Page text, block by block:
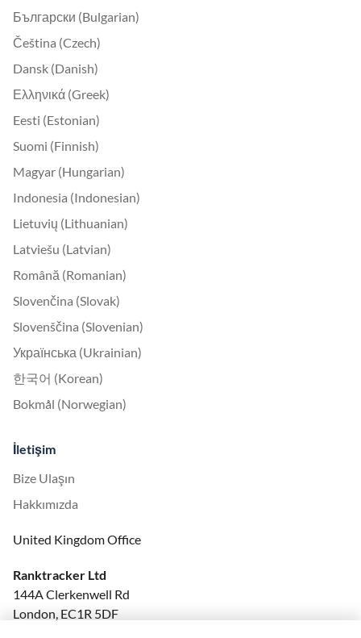
Български (Bulgarian)
Čeština (Czech)
Dansk (Danish)
Ελληνικά (Greek)
Eesti (Estonian)
Suomi (Finnish)
Magyar (Hungarian)
Indonesia (Indonesian)
Lietuvių (Lithuanian)
Latviešu (Latvian)
Română (Romanian)
Slovenčina (Slovak)
Slovenščina (Slovenian)
Українська (Ukrainian)
한국어 (Korean)
Bokmål (Norwegian)
İletişim
Bize Ulaşın
Hakkımızda
United Kingdom Office
Ranktracker Ltd
144A Clerkenwell Rd
London, EC1R 5DF